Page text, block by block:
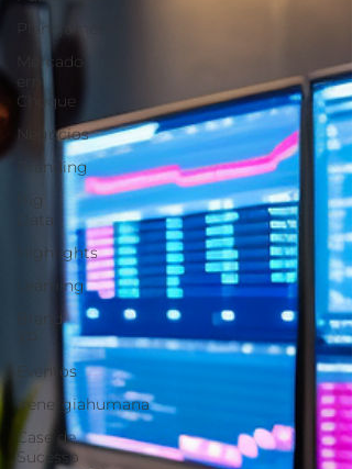
Planejamento
Mercado
em
Choque
Negócios
Branding
Big
Data
Highlights
Learning
Eventos
#energiahumana
Case de
Sucesso